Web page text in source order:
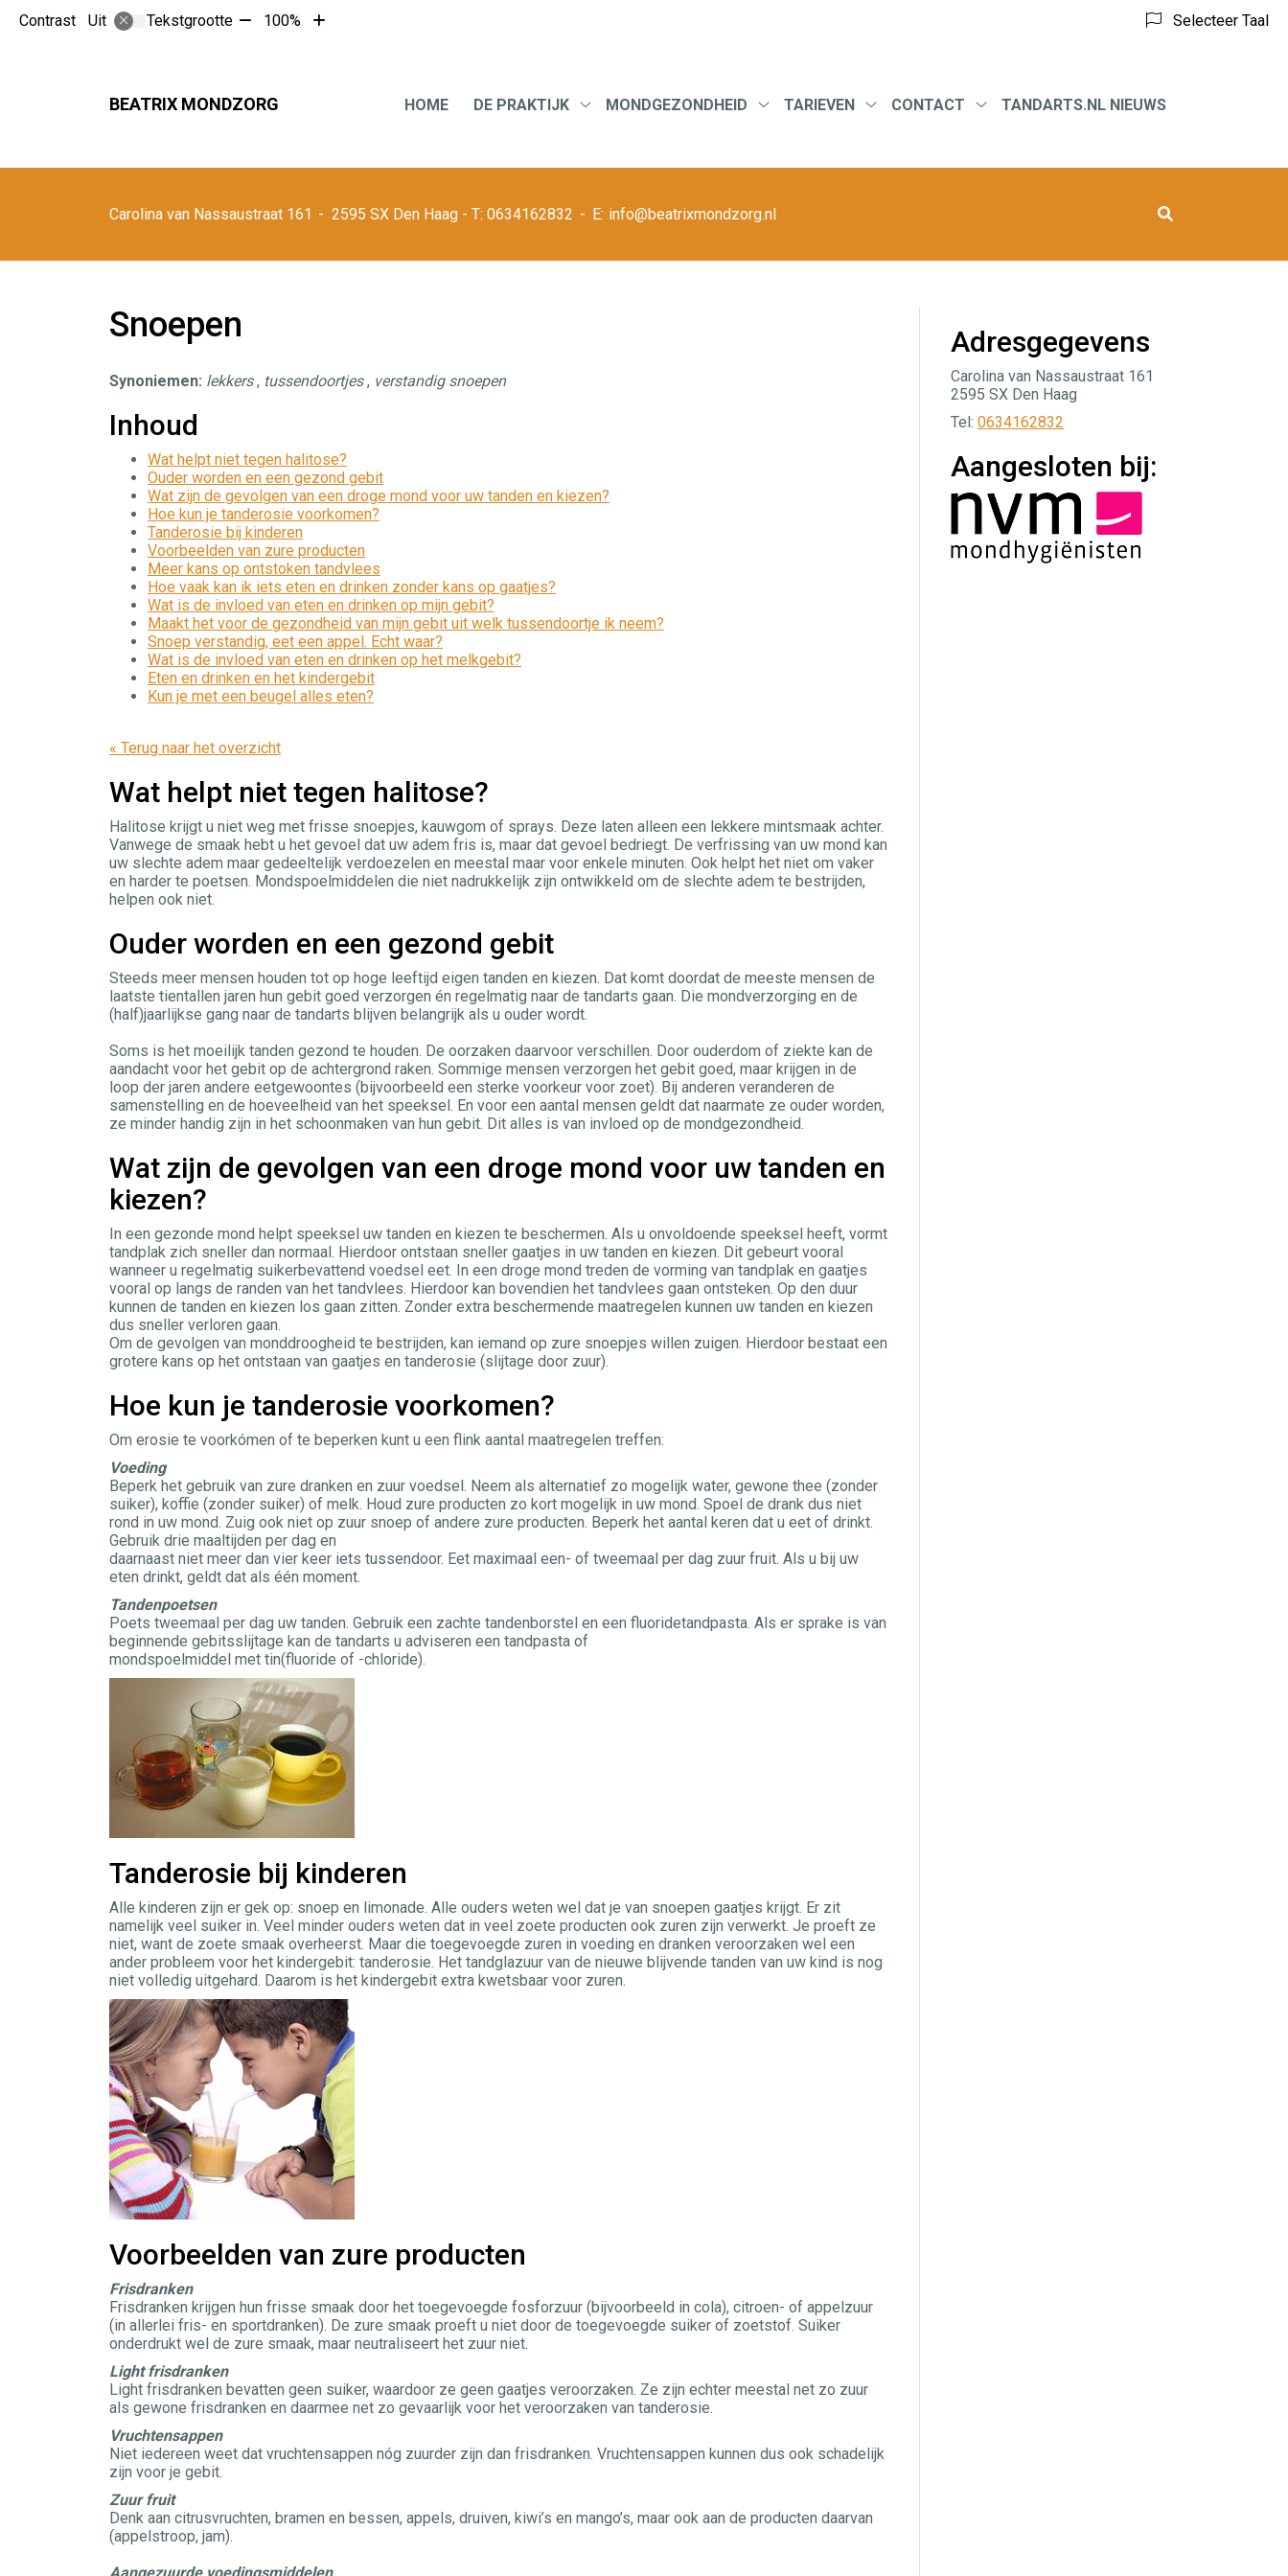
Contrast Uit Tekstgrootte Tekst100%
Tekst
Selecteer Taal
BEATRIX MONDZORG Hoofdmenu
HOME
DE PRAKTIJK
MONDGEZONDHEID
TARIEVEN
CONTACT
TANDARTS.NL NIEUWS
Carolina van Nassaustraat 161 2595 SX Den Haag 0634162832 info@beatrixmondzorg.nl
Snoepen
Synoniemen: lekkers, tussendoortjes, verstandig snoepen
Inhoud
Wat helpt niet tegen halitose?
Ouder worden en een gezond gebit
Wat zijn de gevolgen van een droge mond voor uw tanden en kiezen?
Hoe kun je tanderosie voorkomen?
Tanderosie bij kinderen
Voorbeelden van zure producten
Meer kans op ontstoken tandvlees
Hoe vaak kan ik iets eten en drinken zonder kans op gaatjes?
Wat is de invloed van eten en drinken op mijn gebit?
Maakt het voor de gezondheid van mijn gebit uit welk tussendoortje ik neem?
Snoep verstandig, eet een appel. Echt waar?
Wat is de invloed van eten en drinken op het melkgebit?
Eten en drinken en het kindergebit
Kun je met een beugel alles eten?
« Terug naar het overzicht
Wat helpt niet tegen halitose?
Halitose krijgt u niet weg met frisse snoepjes, kauwgom of sprays. Deze laten alleen een lekkere mintsmaak achter.
Vanwege de smaak hebt u het gevoel dat uw adem fris is, maar dat gevoel bedriegt. De verfrissing van uw mond kan
uw slechte adem maar gedeeltelijk verdoezelen en meestal maar voor enkele minuten. Ook helpt het niet om vaker
en harder te poetsen. Mondspoelmiddelen die niet nadrukkelijk zijn ontwikkeld om de slechte adem te bestrijden,
helpen ook niet.
Ouder worden en een gezond gebit
Steeds meer mensen houden tot op hoge leeftijd eigen tanden en kiezen. Dat komt doordat de meeste mensen de
laatste tientallen jaren hun gebit goed verzorgen én regelmatig naar de tandarts gaan. Die mondverzorging en de
(half)jaarlijkse gang naar de tandarts blijven belangrijk als u ouder wordt.
Soms is het moeilijk tanden gezond te houden. De oorzaken daarvoor verschillen. Door ouderdom of ziekte kan de
aandacht voor het gebit op de achtergrond raken. Sommige mensen verzorgen het gebit goed, maar krijgen in de
loop der jaren andere eetgewoontes (bijvoorbeeld een sterke voorkeur voor zoet). Bij anderen veranderen de
samenstelling en de hoeveelheid van het speeksel. En voor een aantal mensen geldt dat naarmate ze ouder worden,
ze minder handig zijn in het schoonmaken van hun gebit. Dit alles is van invloed op de mondgezondheid.
Wat zijn de gevolgen van een droge mond voor uw tanden en
kiezen?
In een gezonde mond helpt speeksel uw tanden en kiezen te beschermen. Als u onvoldoende speeksel heeft, vormt
tandplak zich sneller dan normaal. Hierdoor ontstaan sneller gaatjes in uw tanden en kiezen. Dit gebeurt vooral
wanneer u regelmatig suikerbevattend voedsel eet. In een droge mond treden de vorming van tandplak en gaatjes
vooral op langs de randen van het tandvlees. Hierdoor kan bovendien het tandvlees gaan ontsteken. Op den duur
kunnen de tanden en kiezen los gaan zitten. Zonder extra beschermende maatregelen kunnen uw tanden en kiezen
dus sneller verloren gaan.
Om de gevolgen van monddroogheid te bestrijden, kan iemand op zure snoepjes willen zuigen. Hierdoor bestaat een
grotere kans op het ontstaan van gaatjes en tanderosie (slijtage door zuur).
Hoe kun je tanderosie voorkomen?
Om erosie te voorkómen of te beperken kunt u een flink aantal maatregelen treffen:
Voeding
Beperk het gebruik van zure dranken en zuur voedsel. Neem als alternatief zo mogelijk water, gewone thee (zonder
suiker), koffie (zonder suiker) of melk. Houd zure producten zo kort mogelijk in uw mond. Spoel de drank dus niet
rond in uw mond. Zuig ook niet op zuur snoep of andere zure producten. Beperk het aantal keren dat u eet of drinkt.
Gebruik drie maaltijden per dag en
daarnaast niet meer dan vier keer iets tussendoor. Eet maximaal een- of tweemaal per dag zuur fruit. Als u bij uw
eten drinkt, geldt dat als één moment.
Tandenpoetsen
Poets tweemaal per dag uw tanden. Gebruik een zachte tandenborstel en een fluoridetandpasta. Als er sprake is van
beginnende gebitsslijtage kan de tandarts u adviseren een tandpasta of
mondspoelmiddel met tin(fluoride of -chloride).
Tanderosie bij kinderen
Alle kinderen zijn er gek op: snoep en limonade. Alle ouders weten wel dat je van snoepen gaatjes krijgt. Er zit
namelijk veel suiker in. Veel minder ouders weten dat in veel zoete producten ook zuren zijn verwerkt. Je proeft ze
niet, want de zoete smaak overheerst. Maar die toegevoegde zuren in voeding en dranken veroorzaken wel een
ander probleem voor het kindergebit: tanderosie. Het tandglazuur van de nieuwe blijvende tanden van uw kind is nog
niet volledig uitgehard. Daarom is het kindergebit extra kwetsbaar voor zuren.
Voorbeelden van zure producten
Frisdranken
Frisdranken krijgen hun frisse smaak door het toegevoegde fosforzuur (bijvoorbeeld in cola), citroen- of appelzuur
(in allerlei fris- en sportdranken). De zure smaak proeft u niet door de toegevoegde suiker of zoetstof. Suiker
onderdrukt wel de zure smaak, maar neutraliseert het zuur niet.
Light frisdranken
Light frisdranken bevatten geen suiker, waardoor ze geen gaatjes veroorzaken. Ze zijn echter meestal net zo zuur
als gewone frisdranken en daarmee net zo gevaarlijk voor het veroorzaken van tanderosie.
Vruchtensappen
Niet iedereen weet dat vruchtensappen nóg zuurder zijn dan frisdranken. Vruchtensappen kunnen dus ook schadelijk
zijn voor je gebit.
Zuur fruit
Denk aan citrusvruchten, bramen en bessen, appels, druiven, kiwi’s en mango’s, maar ook aan de producten daarvan
(appelstroop, jam).
Adresgegevens
Carolina van Nassaustraat 161
2595 SX Den Haag
Tel: 0634162832
Aangesloten bij: